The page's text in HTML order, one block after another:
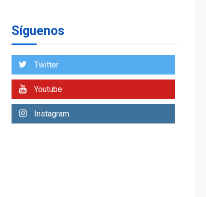
1
para alcanzar 3
2
ECONOMÍA ÚLTIMA HORA
operativo y sin
nacionalización de
Síguenos
Twitter
Youtube
Instagram